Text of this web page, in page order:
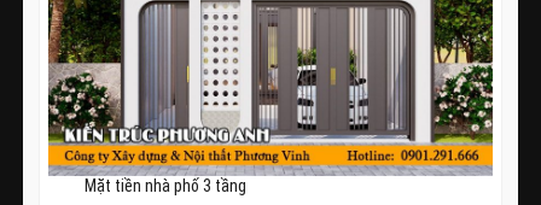
Mặt tiền nhà phố 3 tầng